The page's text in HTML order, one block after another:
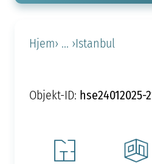
Hjem› ... ›Istanbul
Objekt-ID: hse24012025-